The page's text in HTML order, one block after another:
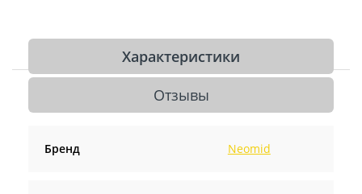
Характеристики
Отзывы
Бренд Neomid